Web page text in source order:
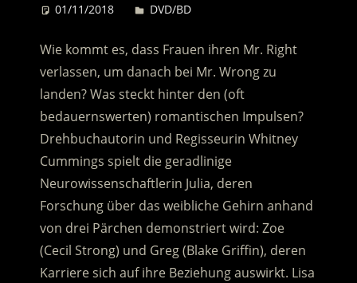
01/11/2018 Desiree
DVD/BD
Wie kommt es, dass Frauen ihren Mr. Right
verlassen, um danach bei Mr. Wrong zu
landen? Was steckt hinter den (oft
bedauernswerten) romantischen Impulsen?
Drehbuchautorin und Regisseurin Whitney
Cummings spielt die geradlinige
Neurowissenschaftlerin Julia, deren
Forschung über das weibliche Gehirn anhand
von drei Pärchen demonstriert wird: Zoe
(Cecil Strong) und Greg (Blake Griffin), deren
Karriere sich auf ihre Beziehung auswirkt. Lisa